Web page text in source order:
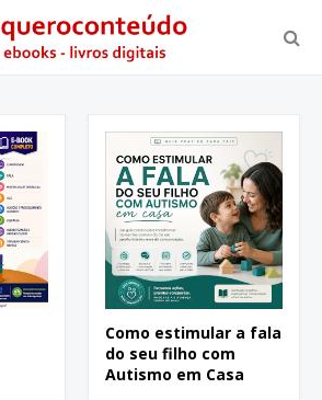
Como estimular a fala
do seu filho com
Autismo em Casa